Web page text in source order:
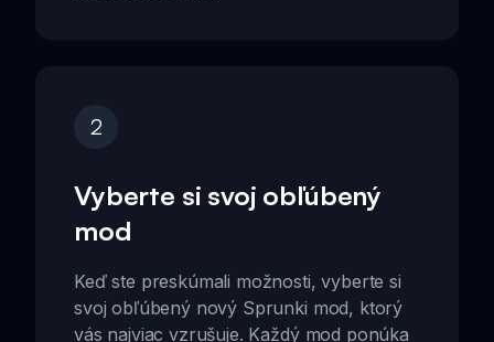
2
Vyberte si svoj obľúbený
mod
Keď ste preskúmali možnosti, vyberte si
svoj obľúbený nový Sprunki mod, ktorý
vás najviac vzrušuje. Každý mod ponúka